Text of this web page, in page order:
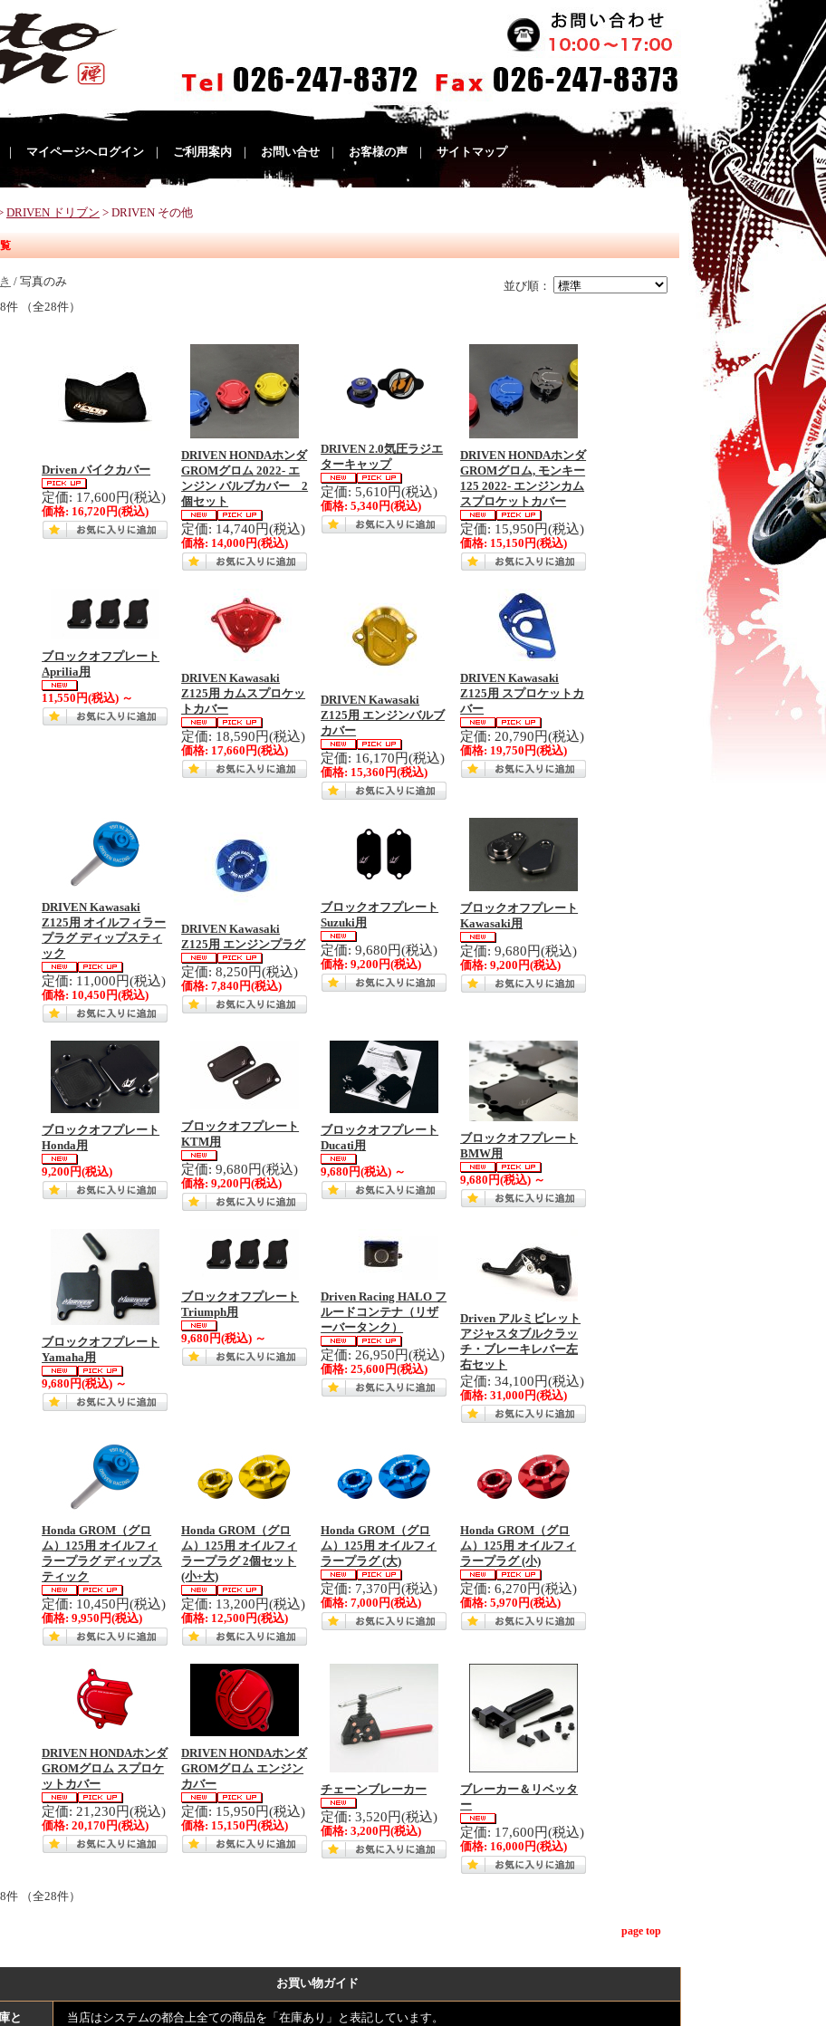
マイページへログイン ご利用案内 お問い合せ お客様の声 サイトマップ
DRIVEN ドリブン > DRIVEN その他
並び順：
/ 写真のみ
件 （全28件）
Driven バイクカバー
定価: 17,600円(税込)
価格: 16,720円(税込)
DRIVEN HONDAホンダ
GROMグロム 2022- エ
ンジン バルブカバー 2
個セット
定価: 14,740円(税込)
価格: 14,000円(税込)
DRIVEN 2.0気圧ラジエ
ターキャップ
定価: 5,610円(税込)
価格:5,340円(税込)
DRIVEN HONDAホンダ
GROMグロム, モンキー
125 2022- エンジンカム
スプロケットカバー
定価: 15,950円(税込)
価格: 15,150円(税込)
ブロックオフプレート
Aprilia用
11,550円(税込) ～
DRIVEN Kawasaki
Z125用 カムスプロケッ
トカバー
定価: 18,590円(税込)
価格: 17,660円(税込)
DRIVEN Kawasaki
Z125用 エンジンバルブ
カバー
定価: 16,170円(税込)
価格: 15,360円(税込)
DRIVEN Kawasaki
Z125用 スプロケットカ
バー
定価: 20,790円(税込)
価格: 19,750円(税込)
DRIVEN Kawasaki
Z125用 オイルフィラー
プラグ ディップスティ
ック
定価: 11,000円(税込)
価格: 10,450円(税込)
DRIVEN Kawasaki
Z125用 エンジンプラグ
定価: 8,250円(税込)
価格:7,840円(税込)
ブロックオフプレート
Suzuki用
定価: 9,680円(税込)
価格:9,200円(税込)
ブロックオフプレート
Kawasaki用
定価: 9,680円(税込)
価格:9,200円(税込)
ブロックオフプレート
Honda用
9,200円(税込)
ブロックオフプレート
KTM用
定価: 9,680円(税込)
価格:9,200円(税込)
ブロックオフプレート
Ducati用
9,680円(税込) ～
ブロックオフプレート
BMW用
9,680円(税込) ～
ブロックオフプレート
Yamaha用
9,680円(税込) ～
ブロックオフプレート
Triumph用
9,680円(税込) ～
Driven Racing HALO フ
ルードコンテナ（リザ
ーバータンク）
定価: 26,950円(税込)
価格:25,600円(税込)
Driven アルミビレット
アジャスタブルクラッ
チ・ブレーキレバー左
右セット
定価: 34,100円(税込)
価格:31,000円(税込)
Honda GROM（グロ
ム）125用 オイルフィ
ラープラグ ディップス
ティック
定価: 10,450円(税込)
価格:9,950円(税込)
Honda GROM（グロ
ム）125用 オイルフィ
ラープラグ 2個セット
(小+大)
定価: 13,200円(税込)
価格: 12,500円(税込)
Honda GROM（グロ
ム）125用 オイルフィ
ラープラグ (大)
定価: 7,370円(税込)
価格:7,000円(税込)
Honda GROM（グロ
ム）125用 オイルフィ
ラープラグ (小)
定価: 6,270円(税込)
価格:5,970円(税込)
DRIVEN HONDAホンダ
GROMグロム スプロケ
ットカバー
定価: 21,230円(税込)
価格:20,170円(税込)
DRIVEN HONDAホンダ
GROMグロム エンジン
カバー
定価: 15,950円(税込)
価格: 15,150円(税込)
チェーンブレーカー
定価: 3,520円(税込)
価格:3,200円(税込)
ブレーカー＆リベッタ
ー
定価: 17,600円(税込)
価格: 16,000円(税込)
件 （全28件）
page top
お買い物ガイド
と
当店はシステムの都合上全ての商品を「在庫あり」と表記しています。